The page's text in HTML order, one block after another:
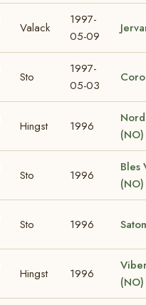
Valack
1997-
05-09
Sto
1997-
05-03
Hingst 1996
(NO)
Sto 1996
Bles
(NO)
Sto 1996
Hingst 1996
(NO)